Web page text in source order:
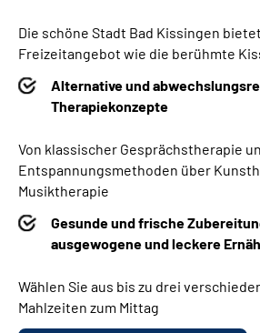
Die schöne Stadt Bad Kissingen
Freizeitangebot wie die berühmte
Alternative und
Therapiekonzepte
Von klassischer Gesprächstherapie
Entspannungsmethoden über
Musiktherapie
Gesunde und frische
ausgewogene und leckere
Wählen Sie aus bis zu drei
Mahlzeiten zum Mittag